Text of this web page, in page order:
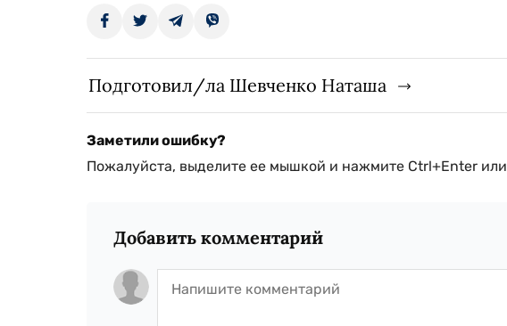
Подготовил/ла Шевченко Наташа
Заметили ошибку?
Пожалуйста, выделите ее мышкой и нажмите Ctrl+Enter или
Добавить комментарий